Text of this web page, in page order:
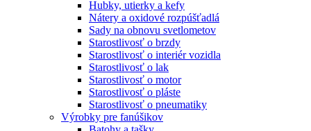
Hubky, utierky a kefy
Nátery a oxidové rozpúšťadlá
Sady na obnovu svetlometov
Starostlivosť o brzdy
Starostlivosť o interiér vozidla
Starostlivosť o lak
Starostlivosť o motor
Starostlivosť o pláste
Starostlivosť o pneumatiky
Výrobky pre fanúšikov